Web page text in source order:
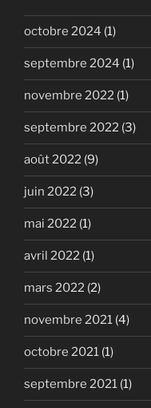
octobre 2024 (1)
septembre 2024 (1)
novembre 2022 (1)
septembre 2022 (3)
août 2022 (9)
juin 2022 (3)
mai 2022 (1)
avril 2022 (1)
mars 2022 (2)
novembre 2021 (4)
octobre 2021 (1)
septembre 2021 (1)